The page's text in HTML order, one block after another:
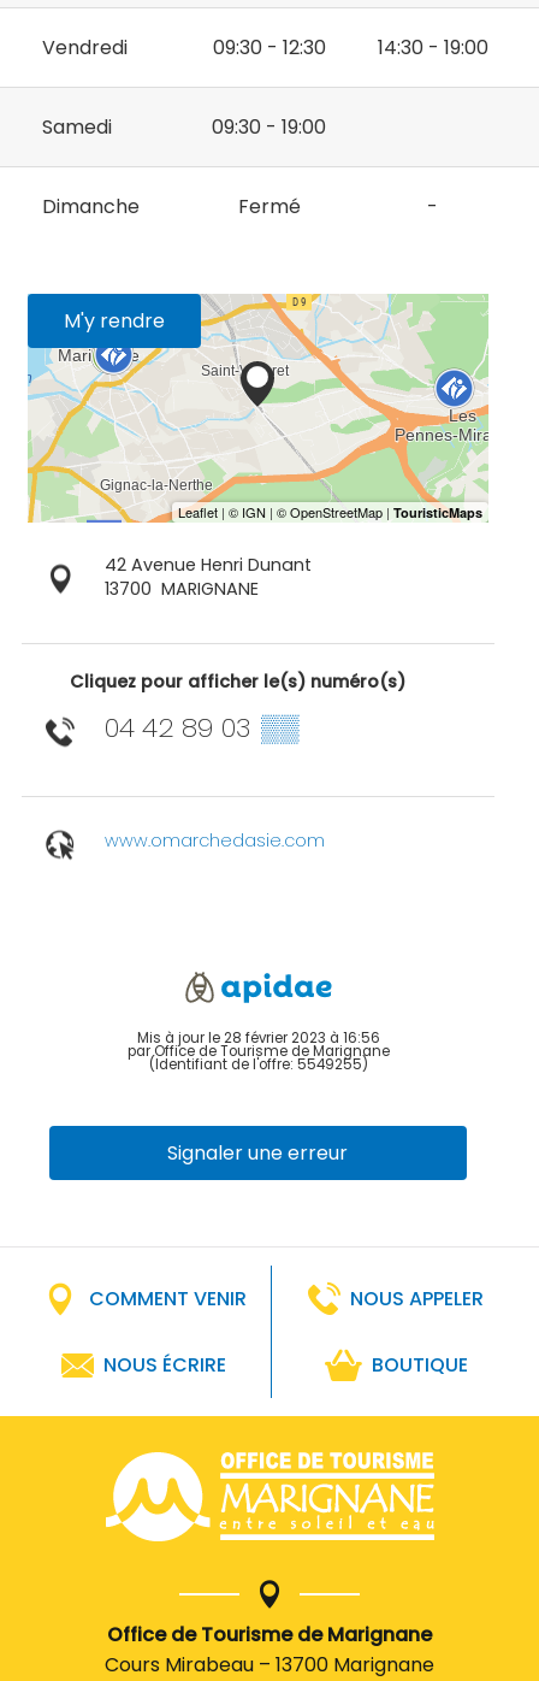
Vendredi 09:30 - 12:30 14:30 - 19:00
Samedi 09:30 - 19:00
Dimanche Fermé -
M'y rendre
42 Avenue Henri Dunant
13700 MARIGNANE
Cliquez pour afficher le(s) numéro(s)
04 42 89 03 ▒▒
www.omarchedasie.com
Mis à jour le 28 février 2023 à 16:56
par Office de Tourisme de Marignane
(Identifiant de l'offre: 5549255)
Signaler une erreur
COMMENT VENIR NOUS APPELER
NOUS ÉCRIRE BOUTIQUE
Office de Tourisme de Marignane
Cours Mirabeau – 13700 Marignane